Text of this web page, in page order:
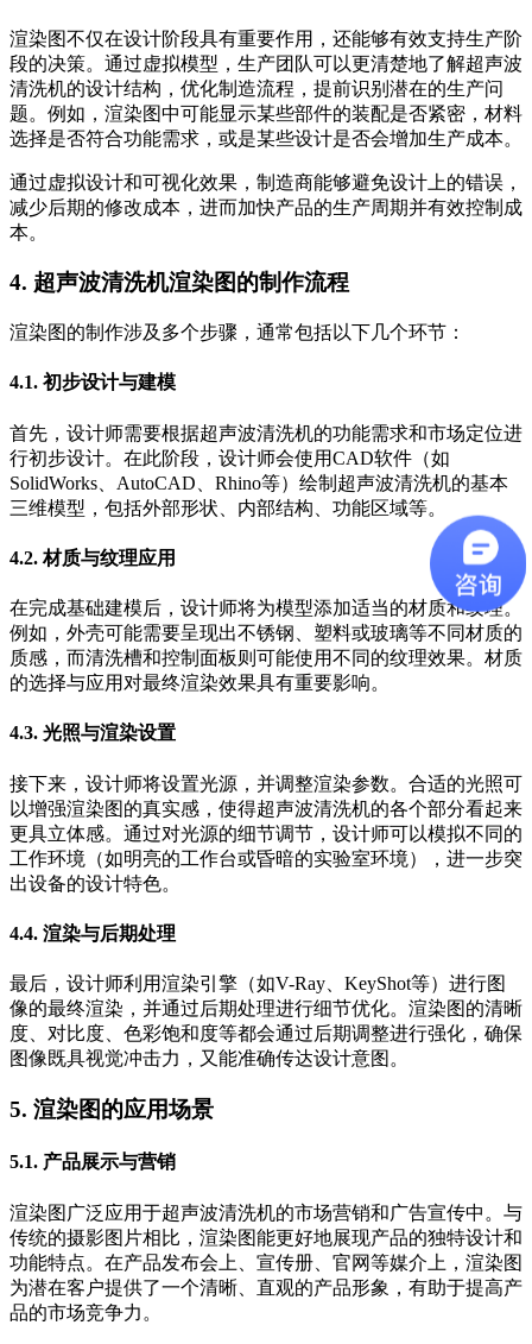
渲染图不仅在设计阶段具有重要作用，还能够有效支持生产阶
段的决策。通过虚拟模型，生产团队可以更清楚地了解超声波
清洗机的设计结构，优化制造流程，提前识别潜在的生产问
题。例如，渲染图中可能显示某些部件的装配是否紧密，材料
选择是否符合功能需求，或是某些设计是否会增加生产成本。
通过虚拟设计和可视化效果，制造商能够避免设计上的错误，
减少后期的修改成本，进而加快产品的生产周期并有效控制成
本。
4. 超声波清洗机渲染图的制作流程
渲染图的制作涉及多个步骤，通常包括以下几个环节：
4.1. 初步设计与建模
首先，设计师需要根据超声波清洗机的功能需求和市场定位进
行初步设计。在此阶段，设计师会使用CAD软件（如
SolidWorks、AutoCAD、Rhino等）绘制超声波清洗机的基本
三维模型，包括外部形状、内部结构、功能区域等。
4.2. 材质与纹理应用
在完成基础建模后，设计师将为模型添加适当的材质和纹理。
例如，外壳可能需要呈现出不锈钢、塑料或玻璃等不同材质的
质感，而清洗槽和控制面板则可能使用不同的纹理效果。材质
的选择与应用对最终渲染效果具有重要影响。
4.3. 光照与渲染设置
接下来，设计师将设置光源，并调整渲染参数。合适的光照可
以增强渲染图的真实感，使得超声波清洗机的各个部分看起来
更具立体感。通过对光源的细节调节，设计师可以模拟不同的
工作环境（如明亮的工作台或昏暗的实验室环境），进一步突
出设备的设计特色。
4.4. 渲染与后期处理
最后，设计师利用渲染引擎（如V-Ray、KeyShot等）进行图
像的最终渲染，并通过后期处理进行细节优化。渲染图的清晰
度、对比度、色彩饱和度等都会通过后期调整进行强化，确保
图像既具视觉冲击力，又能准确传达设计意图。
5. 渲染图的应用场景
5.1. 产品展示与营销
渲染图广泛应用于超声波清洗机的市场营销和广告宣传中。与
传统的摄影图片相比，渲染图能更好地展现产品的独特设计和
功能特点。在产品发布会上、宣传册、官网等媒介上，渲染图
为潜在客户提供了一个清晰、直观的产品形象，有助于提高产
品的市场竞争力。